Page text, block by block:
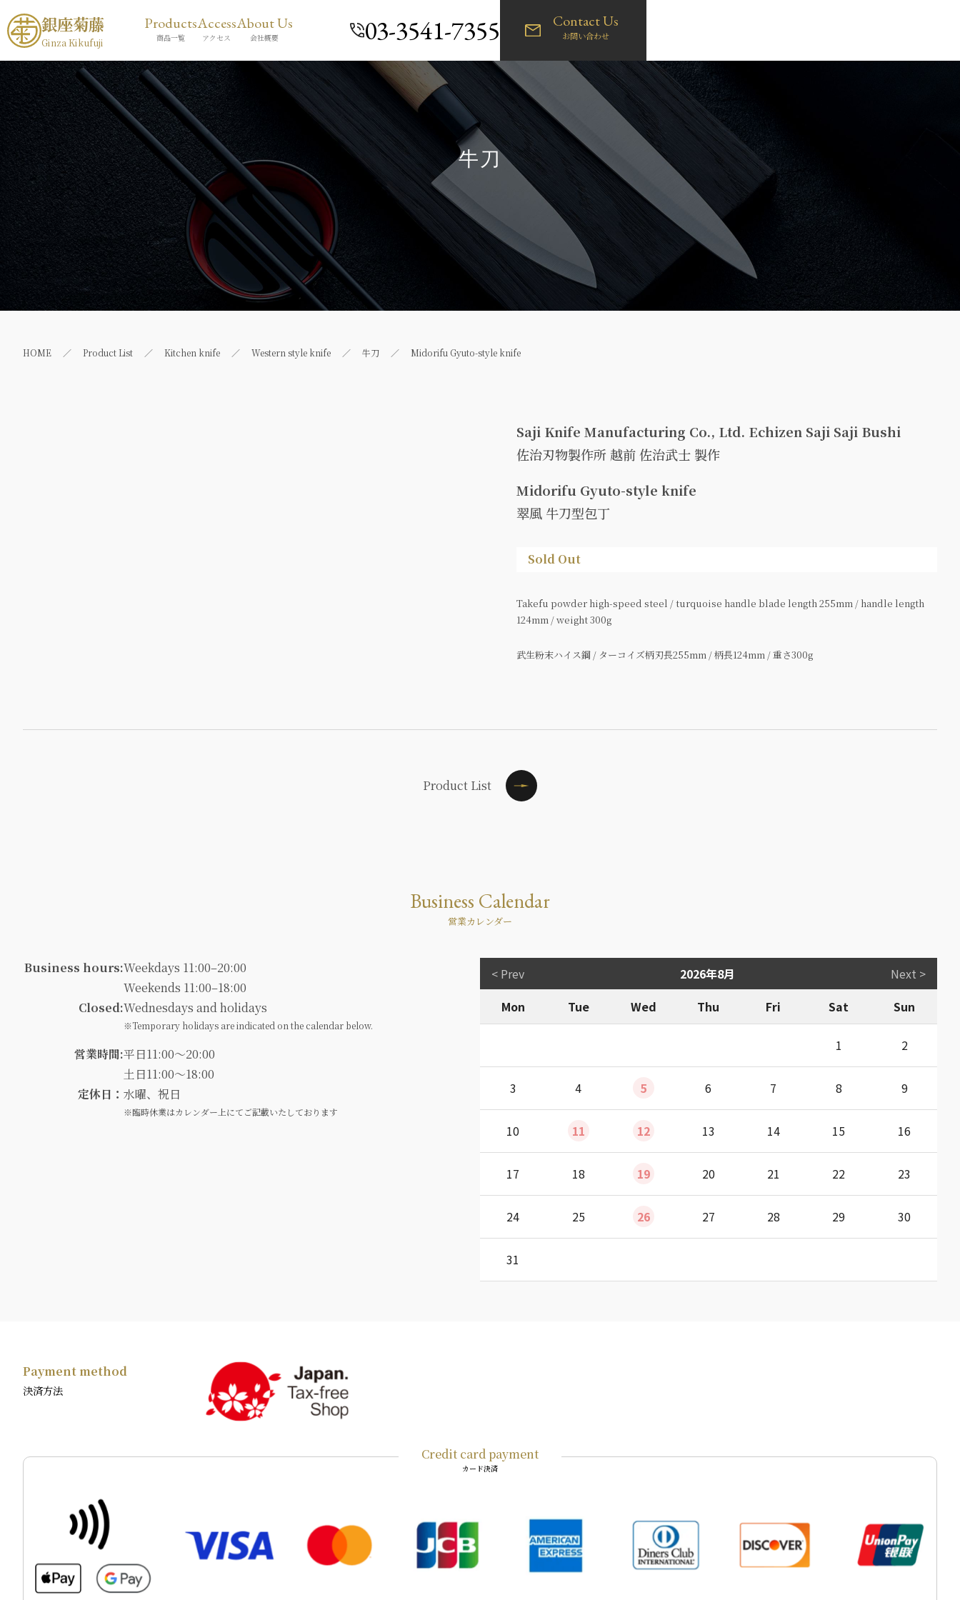
銀座菊藤
Ginza Kikufuji
Products
商品一覧
Access
アクセス
About Us
会社概要 03-3541-7355 Contact Us
お問い合わせ
牛刀
HOME Product List Kitchen knife Western style knife 牛刀 Midorifu Gyuto-style knife
Saji Knife Manufacturing Co., Ltd. Echizen Saji Saji Bushi
佐治刃物製作所 越前 佐治武士 製作
Midorifu Gyuto-style knife
翠風 牛刀型包丁
Sold Out
Takefu powder high-speed steel / turquoise handle blade length 255mm / handle length
124mm / weight 300g
武生粉末ハイス鋼 / ターコイズ柄刃長255mm / 柄長124mm / 重さ300g
Product List
Business Calendar
営業カレンダー
Business hours:Weekdays 11:00–20:00
Weekends 11:00–18:00
Closed:Wednesdays and holidays
※Temporary holidays are indicated on the calendar below.
営業時間:平日11:00～20:00
土日11:00～18:00
定休日： 水曜、祝日
※臨時休業はカレンダー上にてご記載いたしております
< Prev 2026年8月
Next >
Mon
Tue Wed Thu Fri Sat Sun
1 2
3 4 5 6 7 8 9
10 11 12 13 14 15 16
17 18 19 20 21 22 23
24 25 26 27 28 29 30
31
Payment method
決済方法
Credit card payment
カード決済